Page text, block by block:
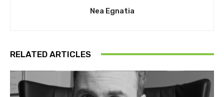
Nea Egnatia
RELATED ARTICLES